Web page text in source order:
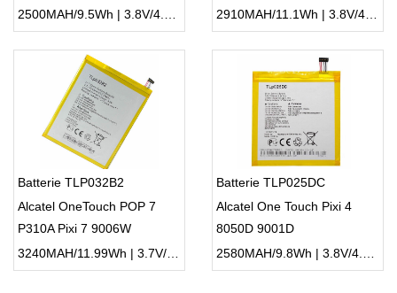
2500MAH/9.5Wh | 3.8V/4.35V | Li-ion ...
2910MAH/11.1Wh | 3.8V/4.35V | Li-ion ...
Batterie TLP032B2
Alcatel OneTouch POP 7
P310A Pixi 7 9006W
3240MAH/11.99Wh | 3.7V/4.2V | Li-ion ...
Batterie TLP025DC
Alcatel One Touch Pixi 4
8050D 9001D
2580MAH/9.8Wh | 3.8V/4.35V | Li-ion ...